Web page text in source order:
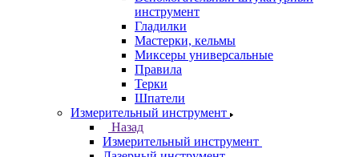
инструмент
Гладилки
Мастерки, кельмы
Миксеры универсальные
Правила
Терки
Шпатели
Измерительный инструмент
Назад
Измерительный инструмент